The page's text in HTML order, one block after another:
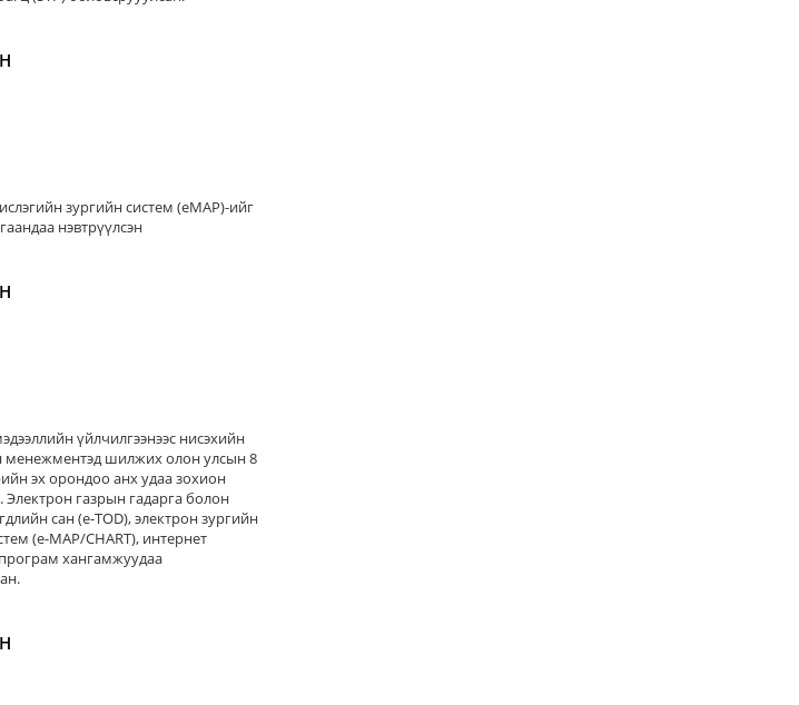
зургийн систем (eMAP)-ийг
нэвтрүүлсэн
үйлчилгээнээс нисэхийн
менежментэд шилжих олон улсын 8
эх орондоо анх удаа зохион
Электрон газрын гадарга болон
сан (e-TOD), электрон зургийн
(e-MAP/CHART), интернет
хангамжуудаа